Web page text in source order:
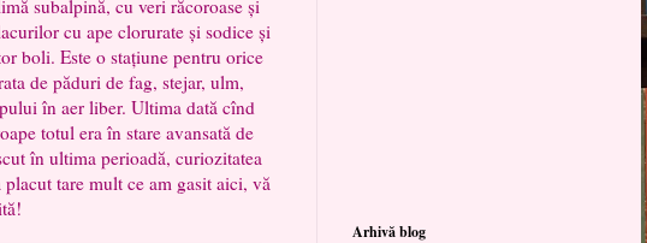
subalpină, cu veri răcoroase și
cu ape clorurate și sodice și
boli. Este o stațiune pentru orice
de păduri de fag, stejar, ulm,
în aer liber. Ultima dată cînd
totul era în stare avansată de
în ultima perioadă, curiozitatea
tare mult ce am gasit aici, vă
Arhivă blog